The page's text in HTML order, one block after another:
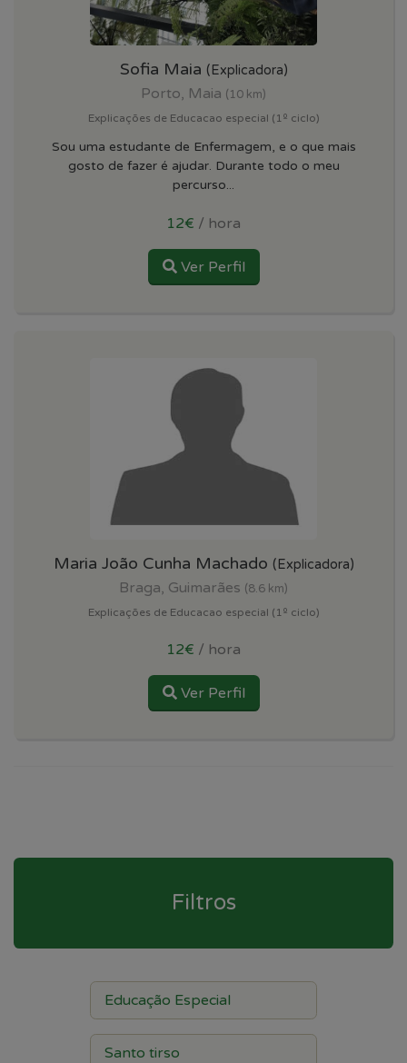
Sofia Maia (Explicadora)
Porto, Maia (10 km)
Explicações de Educacao especial (1º ciclo)
Sou uma estudante de Enfermagem, e o que mais
gosto de fazer é ajudar. Durante todo o meu
percurso...
12€ / hora
Ver Perfil
Maria João Cunha Machado (Explicadora)
Braga, Guimarães (8.6 km)
Explicações de Educacao especial (1º ciclo)
12€ / hora
Ver Perfil
Filtros